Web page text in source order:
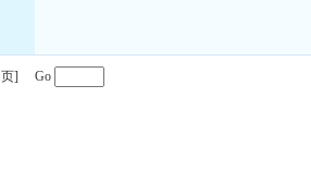
页] Go